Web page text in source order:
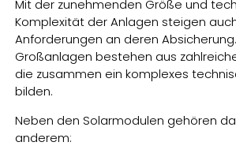
Mit der zunehmenden Größe und
Komplexität der Anlagen steigen
Anforderungen an deren
Großanlagen bestehen aus
die zusammen ein komplexes
bilden.
Neben den Solarmodulen gehören
anderem: